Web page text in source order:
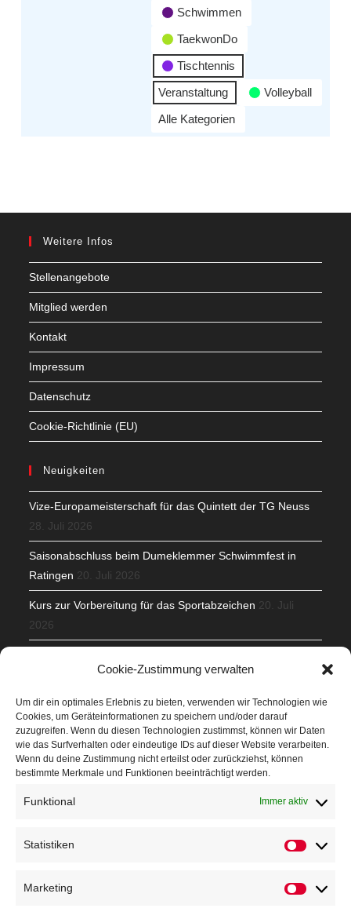
Cookie-Zustimmung verwalten
Um dir ein optimales Erlebnis zu bieten, verwenden wir Technologien wie
Cookies, um Geräteinformationen zu speichern und/oder darauf
zuzugreifen. Wenn du diesen Technologien zustimmst, können wir Daten
wie das Surfverhalten oder eindeutige IDs auf dieser Website verarbeiten.
Wenn du deine Zustimmung nicht erteilst oder zurückziehst, können
bestimmte Merkmale und Funktionen beeinträchtigt werden.
Funktional Immer aktiv
Statistiken
Marketing
Schwimmen
TaekwonDo
Tischtennis
Veranstaltung
Volleyball
Alle Kategorien
Weitere Infos
Stellenangebote
Mitglied werden
Kontakt
Impressum
Datenschutz
Cookie-Richtlinie (EU)
Neuigkeiten
Vize-Europameisterschaft für das Quintett der TG Neuss
28. Juli 2026
Saisonabschluss beim Dumeklemmer Schwimmfest in
Ratingen 20. Juli 2026
Kurs zur Vorbereitung für das Sportabzeichen 20. Juli
2026
Veranstaltungen
Höffner Run
Kindersportfest